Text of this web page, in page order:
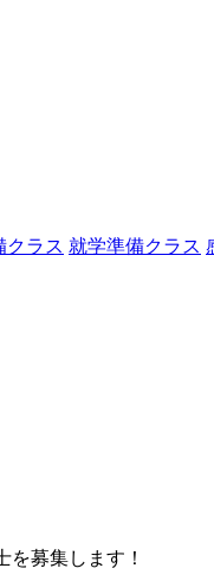
クラス 就学準備クラス
募集します！